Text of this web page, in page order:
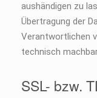
aushändigen zu
Übertragung der
Verantwortlichen
technisch
SSL- bzw.